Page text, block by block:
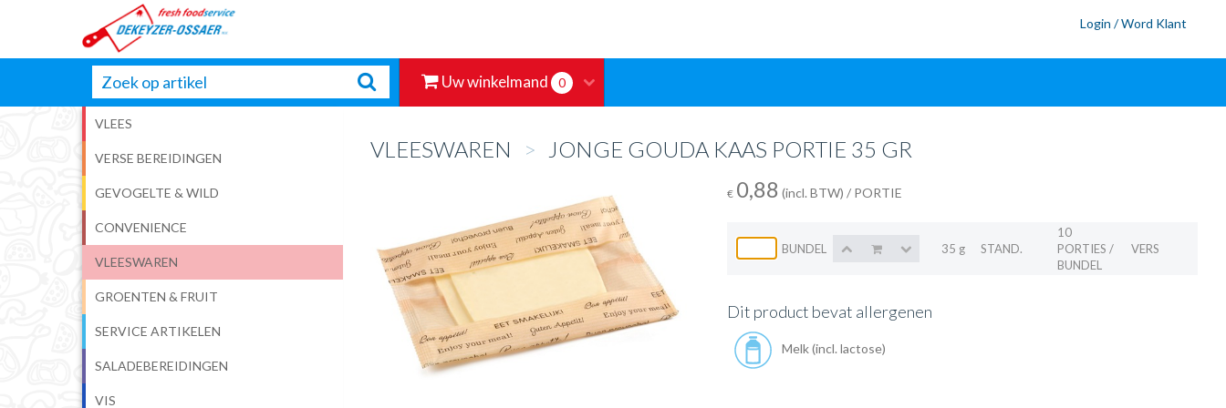
Login / Word Klant
Uw winkelmand 0
VLEES
VERSE BEREIDINGEN
GEVOGELTE & WILD
CONVENIENCE
VLEESWAREN
GROENTEN & FRUIT
SERVICE ARTIKELEN
SALADEBEREIDINGEN
VIS
VLEESWAREN > JONGE GOUDA KAAS PORTIE 35 GR
€ 0,88 (incl. BTW) / PORTIE
BUNDEL 35 g STAND.
10
PORTIES /
BUNDEL
VERS
Dit product bevat allergenen
Melk (incl. lactose)